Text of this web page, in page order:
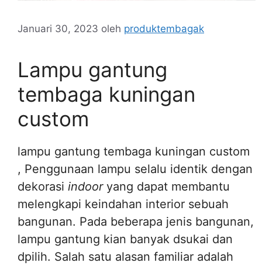
Januari 30, 2023 oleh produktembagak
Lampu gantung
tembaga kuningan
custom
lampu gantung tembaga kuningan custom
, Penggunaan lampu selalu identik dengan
dekorasi indooryang dapat membantu
melengkapi keindahan interior sebuah
bangunan. Pada beberapa jenis bangunan,
lampu gantung kian banyak dsukai dan
dpilih. Salah satu alasan familiar adalah